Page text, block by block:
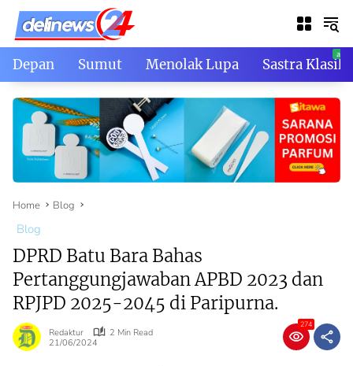
Skip
content
Depan Sumut Menolak Lupa Sastra Klasik
Home Blog
Blog
DPRD Batu Bara Bahas
Pertanggungjawaban APBD 2023 dan
RPJPD 2025-2045 di Paripurna.
Redaktur
2 Min Read
21/06/2024
274